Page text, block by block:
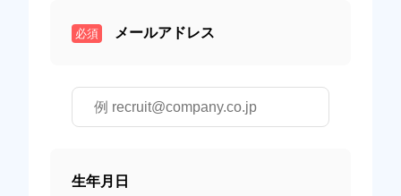
必須 メールアドレス
生年月日